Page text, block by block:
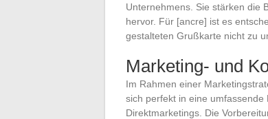
Unternehmens. Sie stärken die
hervor. Für [ancre] ist es
gestalteten Grußkarte nicht zu
Marketing- und
Im Rahmen einer
sich perfekt in eine
Direktmarketings. Die